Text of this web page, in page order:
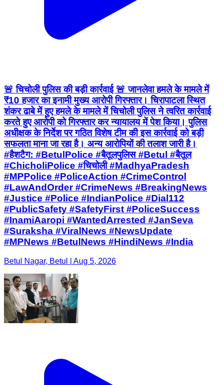
🚨 चिचोली पुलिस की बड़ी कार्रवाई 🚨 जानलेवा हमले के मामले में
₹10 हजार का इनामी मुख्य आरोपी गिरफ्तार। चिरापाटला स्थित
शंकर ढाबे में हुए हमले के मामले में चिचोली पुलिस ने त्वरित कार्रवाई
करते हुए आरोपी को गिरफ्तार कर न्यायालय में पेश किया। पुलिस
अधीक्षक के निर्देश पर गठित विशेष टीम की इस कार्रवाई को बड़ी
सफलता माना जा रहा है। अन्य आरोपियों की तलाश जारी है।
#हैशटैग: #BetulPolice #बैतूलपुलिस #Betul #बैतूल
#ChicholiPolice #चिचोली #MadhyaPradesh
#MPPolice #PoliceAction #CrimeControl
#LawAndOrder #CrimeNews #BreakingNews
#Justice #Police #IndianPolice #Dial112
#PublicSafety #SafetyFirst #PoliceSuccess
#InamiAaropi #WantedArrested #JanSeva
#Suraksha #ViralNews #NewsUpdate
#MPNews #BetulNews #HindiNews #India
Betul Nagar, Betul | Aug 5, 2026